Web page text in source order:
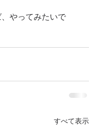
やってみたいで
すべて表示